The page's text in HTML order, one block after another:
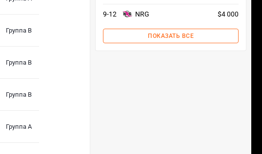
Группа B
Группа B
Группа B
Группа A
9-12 NRG $4 000
ПОКАЗАТЬ ВСЕ